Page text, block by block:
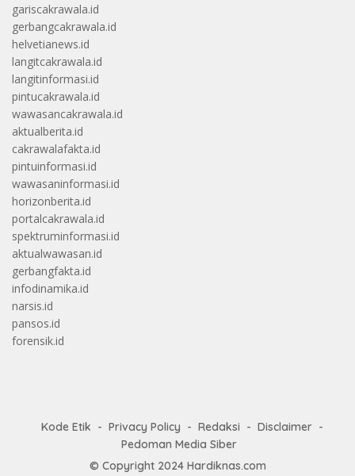
gariscakrawala.id
gerbangcakrawala.id
helvetianews.id
langitcakrawala.id
langitinformasi.id
pintucakrawala.id
wawasancakrawala.id
aktualberita.id
cakrawalafakta.id
pintuinformasi.id
wawasaninformasi.id
horizonberita.id
portalcakrawala.id
spektruminformasi.id
aktualwawasan.id
gerbangfakta.id
infodinamika.id
narsis.id
pansos.id
forensik.id
Kode Etik Privacy Policy Redaksi
Disclaimer
Pedoman Media Siber
© Copyright 2024 Hardiknas.com